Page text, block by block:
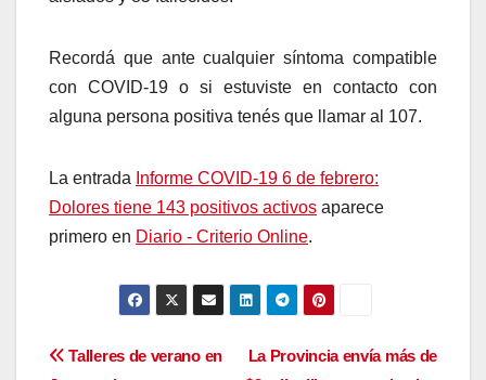
Recordá que ante cualquier síntoma compatible
con COVID-19 o si estuviste en contacto con
alguna persona positiva tenés que llamar al 107.
La entrada Informe COVID-19 6 de febrero:
Dolores tiene 143 positivos activos aparece
primero en Diario - Criterio Online.
Navegación
La Provincia envía más de
Talleres de verano en